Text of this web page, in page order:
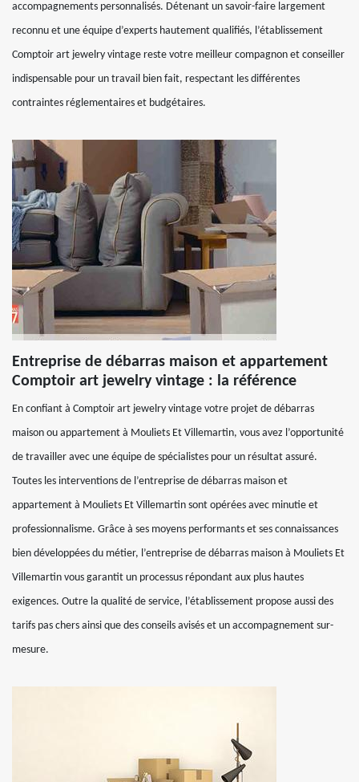
accompagnements personnalisés. Détenant un savoir-faire largement
reconnu et une équipe d’experts hautement qualifiés, l’établissement
Comptoir art jewelry vintage reste votre meilleur compagnon et conseiller
indispensable pour un travail bien fait, respectant les différentes
contraintes réglementaires et budgétaires.
Entreprise de débarras maison et appartement
Comptoir art jewelry vintage : la référence
En confiant à Comptoir art jewelry vintage votre projet de débarras
maison ou appartement à Mouliets Et Villemartin, vous avez l’opportunité
de travailler avec une équipe de spécialistes pour un résultat assuré.
Toutes les interventions de l’entreprise de débarras maison et
appartement à Mouliets Et Villemartin sont opérées avec minutie et
professionnalisme. Grâce à ses moyens performants et ses connaissances
bien développées du métier, l’entreprise de débarras maison à Mouliets Et
Villemartin vous garantit un processus répondant aux plus hautes
exigences. Outre la qualité de service, l’établissement propose aussi des
tarifs pas chers ainsi que des conseils avisés et un accompagnement sur-
mesure.